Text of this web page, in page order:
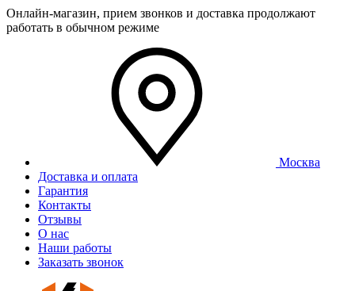
Онлайн-магазин, прием звонков и доставка продолжают
работать в обычном режиме
Москва
Доставка и оплата
Гарантия
Контакты
Отзывы
О нас
Наши работы
Заказать звонок